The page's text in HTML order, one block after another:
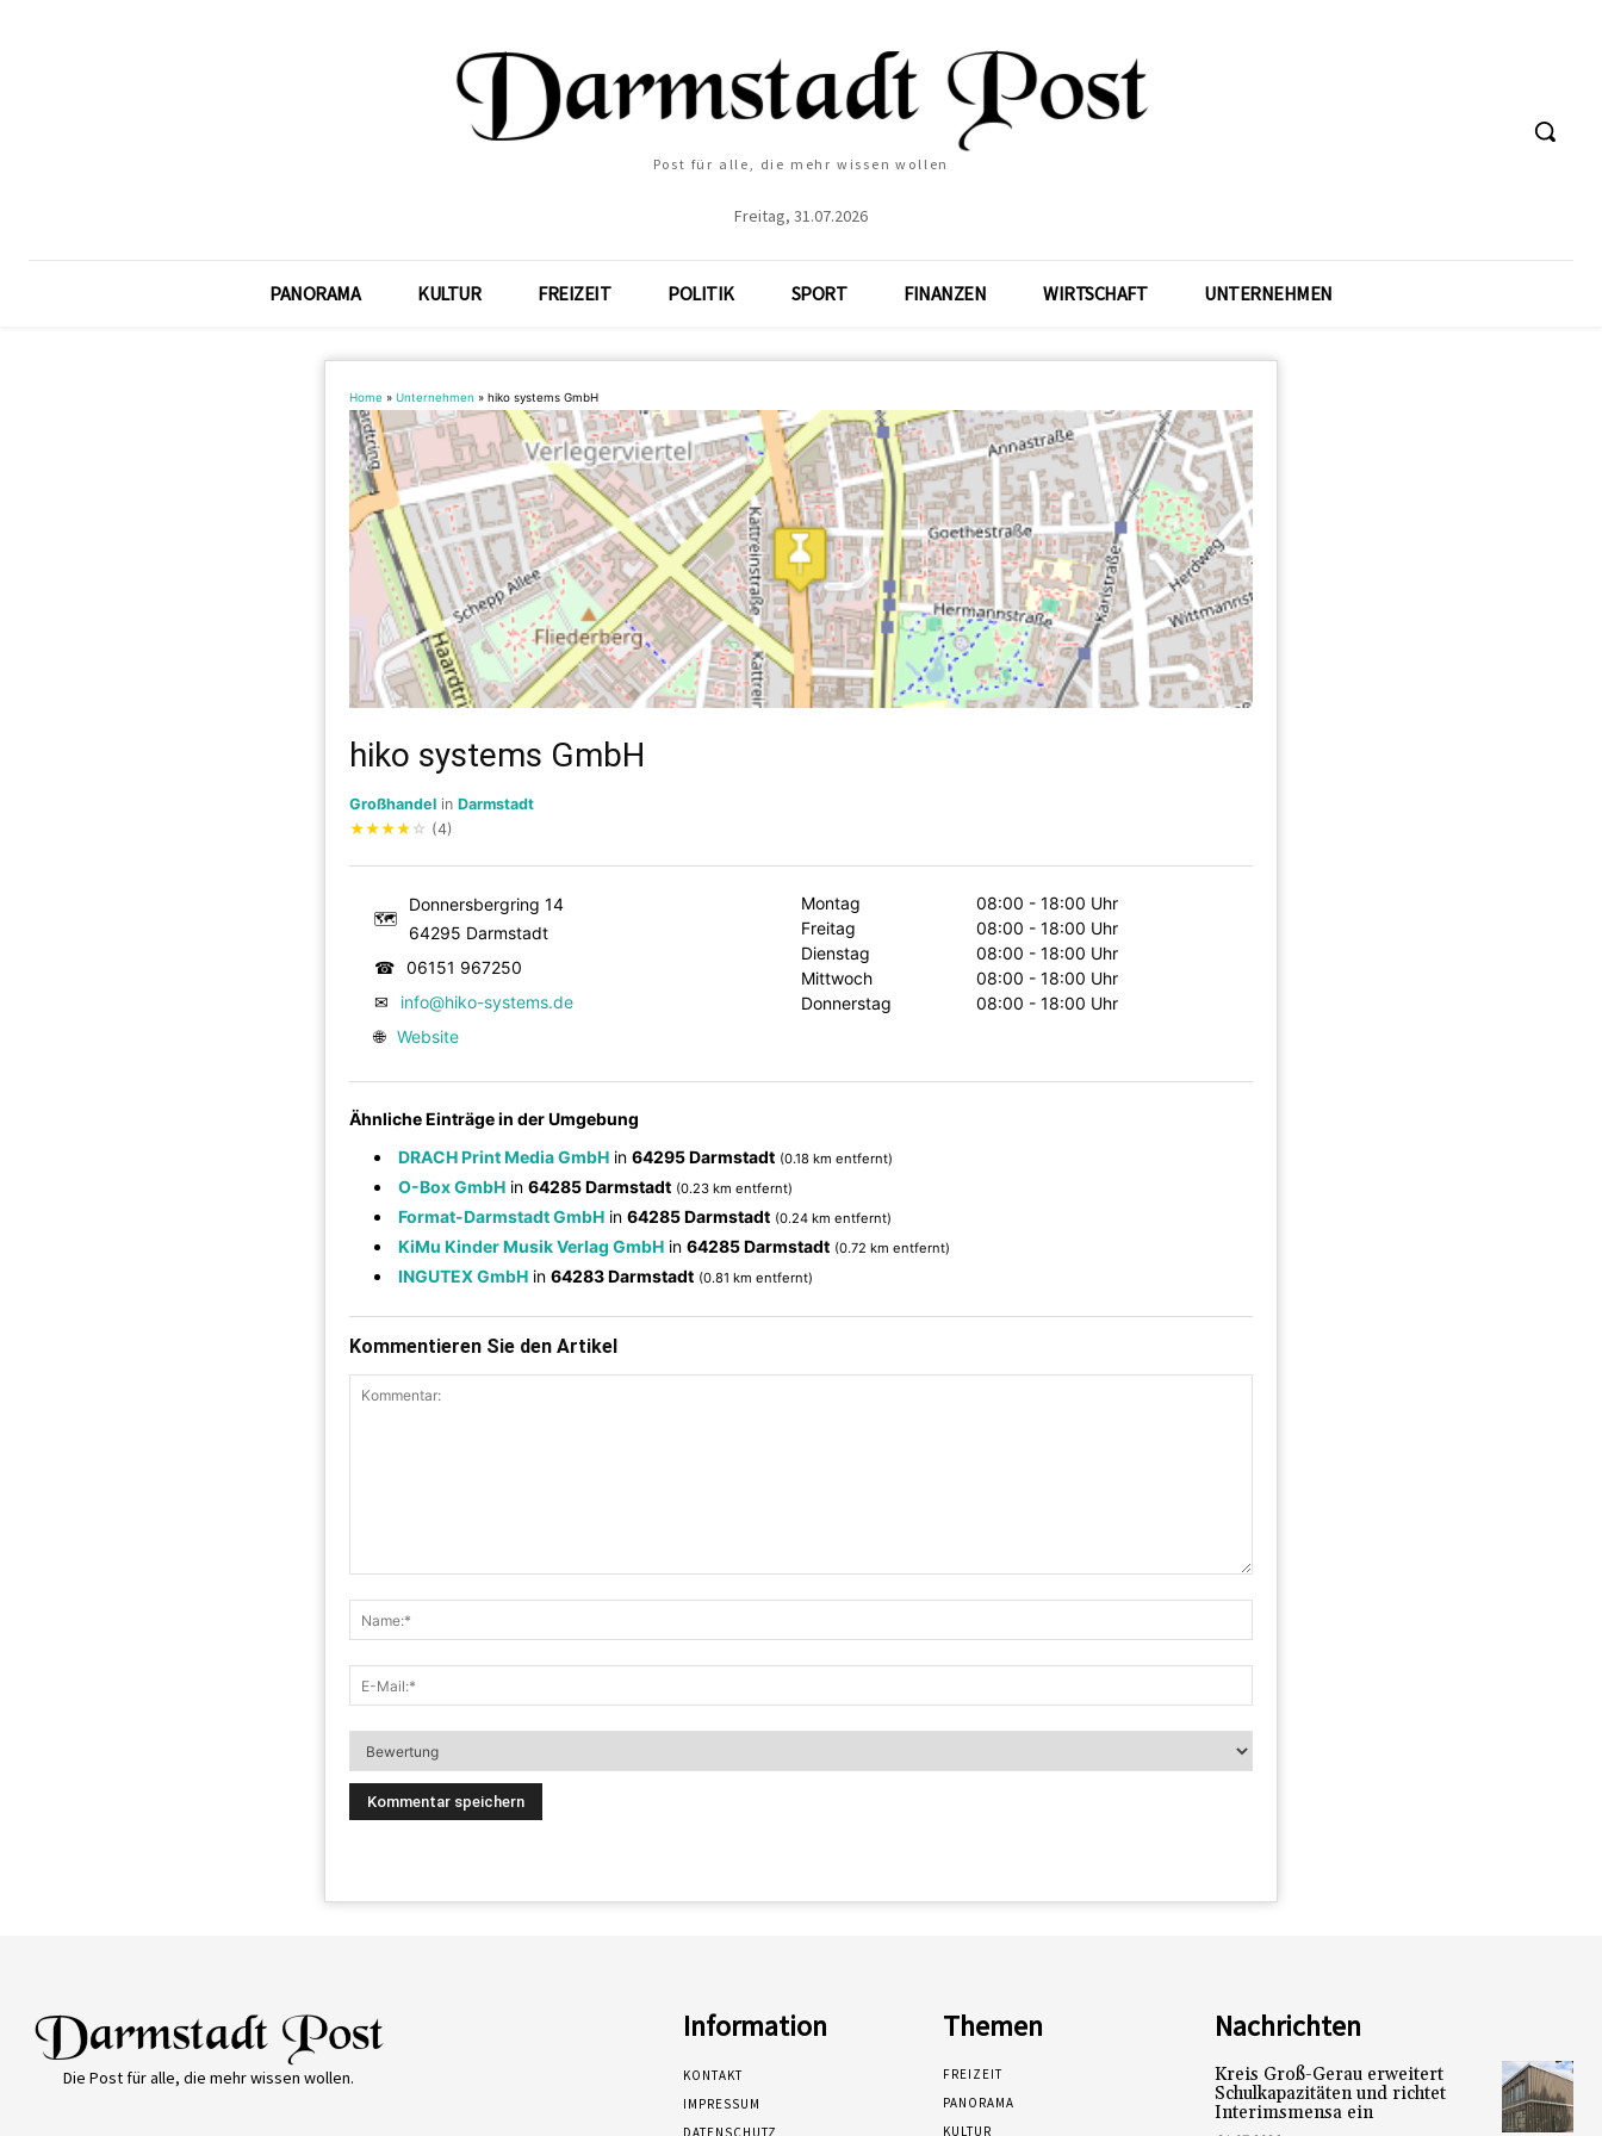
Post für alle, die mehr wissen wollen
Freitag, 31.07.2026
PANORAMA KULTUR FREIZEIT POLITIK SPORT FINANZEN WIRTSCHAFT UNTERNEHMEN
Home » Unternehmen » hiko systems GmbH
hiko systems GmbH
Großhandel in Darmstadt
★★★★ ☆ (4)
🗺
Donnersbergring 14
64295 Darmstadt
☎ 06151 967250
✉
info@hiko-systems.de
🌐 Website
Montag
08:00 - 18:00 Uhr
Freitag
08:00 - 18:00 Uhr
Dienstag
08:00 - 18:00 Uhr
Mittwoch
08:00 - 18:00 Uhr
Donnerstag
08:00 - 18:00 Uhr
Ähnliche Einträge in der Umgebung
DRACH Print Media GmbH in 64295 Darmstadt (0.18 km entfernt)
O-Box GmbH in 64285 Darmstadt (0.23 km entfernt)
Format-Darmstadt GmbH in 64285 Darmstadt (0.24 km entfernt)
KiMu Kinder Musik Verlag GmbH in 64285 Darmstadt (0.72 km entfernt)
INGUTEX GmbH in 64283 Darmstadt (0.81 km entfernt)
Kommentieren Sie den Artikel
Die Post für alle, die mehr wissen wollen.
Information
KONTAKT
IMPRESSUM
DATENSCHUTZ
Themen
FREIZEIT
PANORAMA
KULTUR
Nachrichten
Kreis Groß-Gerau erweitert
Schulkapazitäten und richtet
Interimsmensa ein